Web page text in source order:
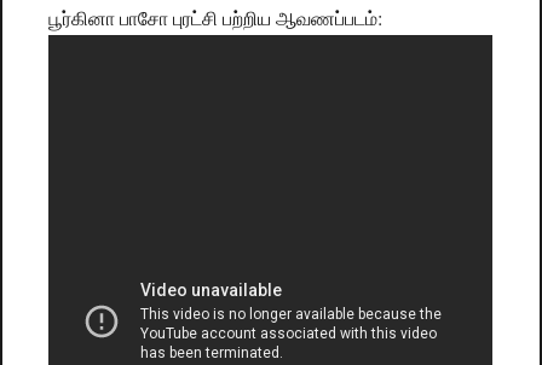
பூர்கினா பாசோ புரட்சி பற்றிய ஆவணப்படம்: